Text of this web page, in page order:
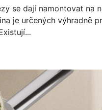
se dají namontovat na
je určených výhradně